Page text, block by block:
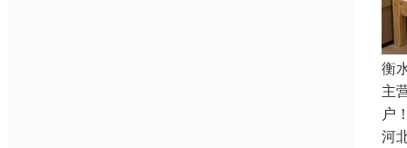
衡
主
户
河